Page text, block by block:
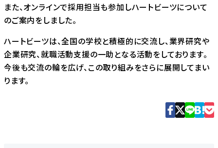
また、オンラインで採用担当も参加しハートビーツについて
のご案内をしました。
ハートビーツは、全国の学校と積極的に交流し、業界研究や
企業研究、就職活動支援の一助となる活動をしております。
今後も交流の輪を広げ、この取り組みをさらに展開してまい
ります。